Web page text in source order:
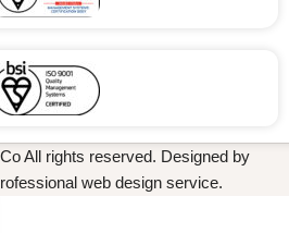
All rights reserved. Designed by
web design service.